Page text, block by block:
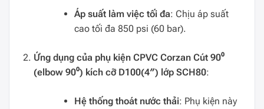
Áp suất làm việc tối đa: Chịu áp suất
cao tối đa 850 psi (60 bar).
Ứng dụng của phụ kiện CPVC Corzan Cút 90⁰
(elbow 90⁰) kích cỡ D100(4″) lớp SCH80:
Hệ thống thoát nước thải: Phụ kiện này